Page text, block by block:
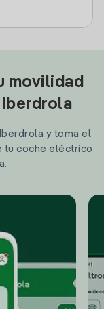
movilidad
y toma el
tu coche eléctrico